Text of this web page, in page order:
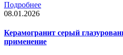
Подробнее
08.01.2026
Керамогранит серый
применение